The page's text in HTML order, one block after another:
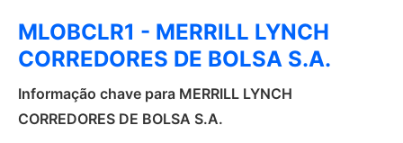
MLOBCLR1 - MERRILL LYNCH
CORREDORES DE BOLSA S.A.
Informação chave para MERRILL LYNCH
CORREDORES DE BOLSA S.A.